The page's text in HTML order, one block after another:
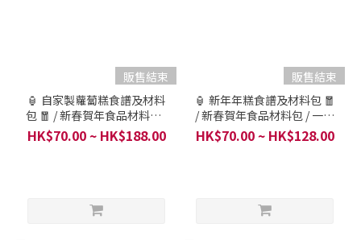
販售結束
🏮 自家製蘿蔔糕食譜及材料
包 🧧 / 新春賀年食品材料包 /
一份材料包可以製作2個 約
500克
HK$70.00 ~ HK$188.00
販售結束
🏮 新年年糕食譜及材料包 🧧
/ 新春賀年食品材料包 / 一份
材料包可以製作2個 約500克
HK$70.00 ~ HK$128.00